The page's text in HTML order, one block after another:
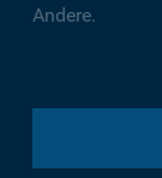
Andere.